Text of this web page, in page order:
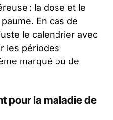
: la dose et le
En cas de
le calendrier avec
les périodes
marqué ou de
pour la maladie de